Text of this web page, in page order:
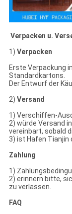
Verpacken u.
1) Verpacken
Erste Verpackung
Standardkartons.
Der Entwurf der
2) Versand
1) Verschiffen-
2) würde Versand
vereinbart, sobald
3) ist Hafen Tianjin
Zahlung
1)
2) erinnern bitte,
zu verlassen.
FAQ